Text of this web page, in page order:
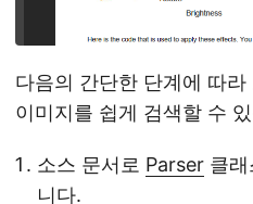
다음의 간단한 단계에 따
이미지를 쉽게 검색할 수
소스 문서로 Parser 클
니다.